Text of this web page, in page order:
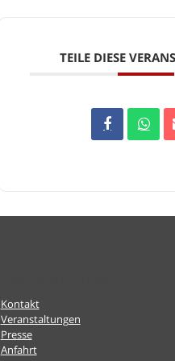
TEILE DIESE
Kontakt
Veranstaltungen
Presse
Anfahrt